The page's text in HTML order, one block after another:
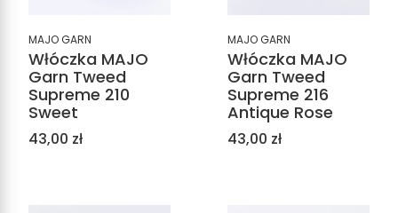
MAJO GARN
Włóczka MAJO
Garn Tweed
Supreme 210
Sweet
Cena
43,00 zł
MAJO GARN
Włóczka MAJO
Garn Tweed
Supreme 216
Antique Rose
Cena
43,00 zł